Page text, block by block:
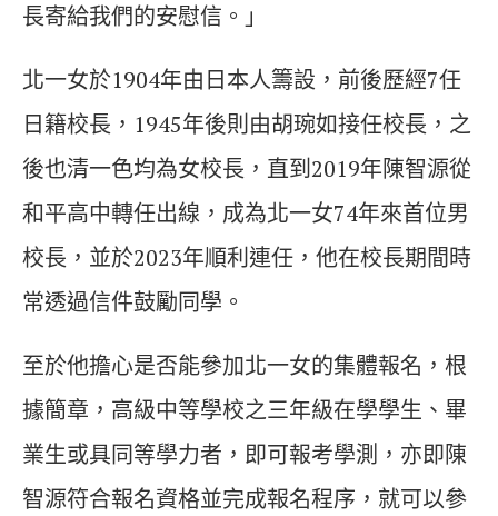
長寄給我們的安慰信。」
北一女於1904年由日本人籌設，前後歷經7任
日籍校長，1945年後則由胡琬如接任校長，之
後也清一色均為女校長，直到2019年陳智源從
和平高中轉任出線，成為北一女74年來首位男
校長，並於2023年順利連任，他在校長期間時
常透過信件鼓勵同學。
至於他擔心是否能參加北一女的集體報名，根
據簡章，高級中等學校之三年級在學學生、畢
業生或具同等學力者，即可報考學測，亦即陳
智源符合報名資格並完成報名程序，就可以參